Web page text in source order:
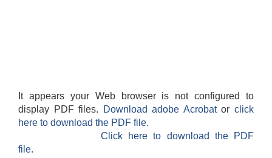
It appears your Web browser is not configured to
display PDF files.
Download adobe Acrobatorclick
here to download the PDF file.
Click here to download the PDF
file.